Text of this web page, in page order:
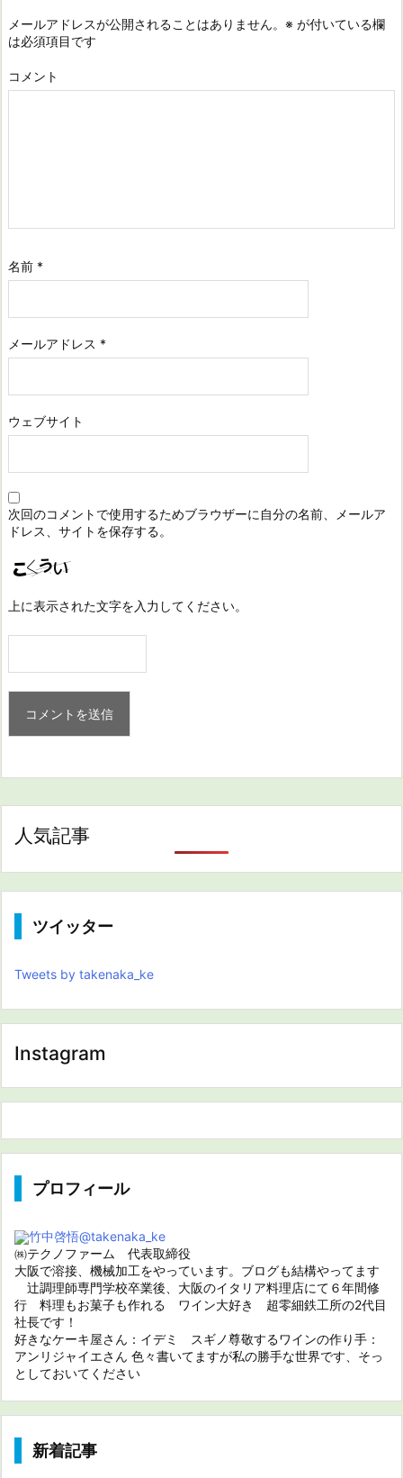
メールアドレスが公開されることはありません。 ※ が付いている欄
は必須項目です
コメント
名前 *
メールアドレス *
ウェブサイト
次回のコメントで使用するためブラウザーに自分の名前、メールア
ドレス、サイトを保存する。
上に表示された文字を入力してください。
人気記事
ツイッター
Tweets by takenaka_ke
Instagram
プロフィール
竹中啓悟@takenaka_ke
㈱テクノファーム 代表取締役
大阪で溶接、機械加工をやっています。ブログも結構やってます
辻調理師専門学校卒業後、大阪のイタリア料理店にて６年間修
行 料理もお菓子も作れる ワイン大好き 超零細鉄工所の2代目
社長です！
好きなケーキ屋さん：イデミ スギノ尊敬するワインの作り手：
アンリジャイエさん 色々書いてますが私の勝手な世界です、そっ
としておいてください
新着記事